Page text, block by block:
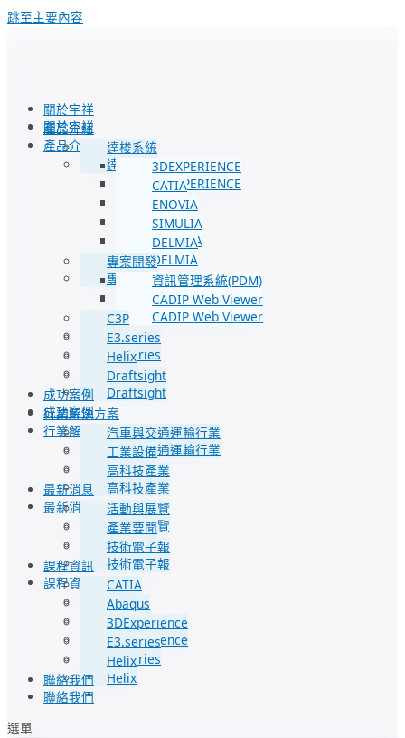
跳至主要內容
關於宇祥
產品介紹
達梭系統
3DEXPERIENCE
CATIA
ENOVIA
SIMULIA
DELMIA
專案開發
資訊管理系統(PDM)
CADIP Web Viewer
C3P
E3.series
Helix
Draftsight
成功案例
行業解決方案
汽車與交通運輸行業
工業設備
高科技產業
最新消息
活動與展覽
產業要聞
技術電子報
課程資訊
CATIA
Abaqus
3DExperience
E3.series
Helix
聯絡我們
選單
關於宇祥
產品介紹
達梭系統
3DEXPERIENCE
CATIA
ENOVIA
SIMULIA
DELMIA
專案開發
資訊管理系統(PDM)
CADIP Web Viewer
C3P
E3.series
Helix
Draftsight
成功案例
行業解決方案
汽車與交通運輸行業
工業設備
高科技產業
最新消息
活動與展覽
產業要聞
技術電子報
課程資訊
CATIA
Abaqus
3DExperience
E3.series
Helix
聯絡我們